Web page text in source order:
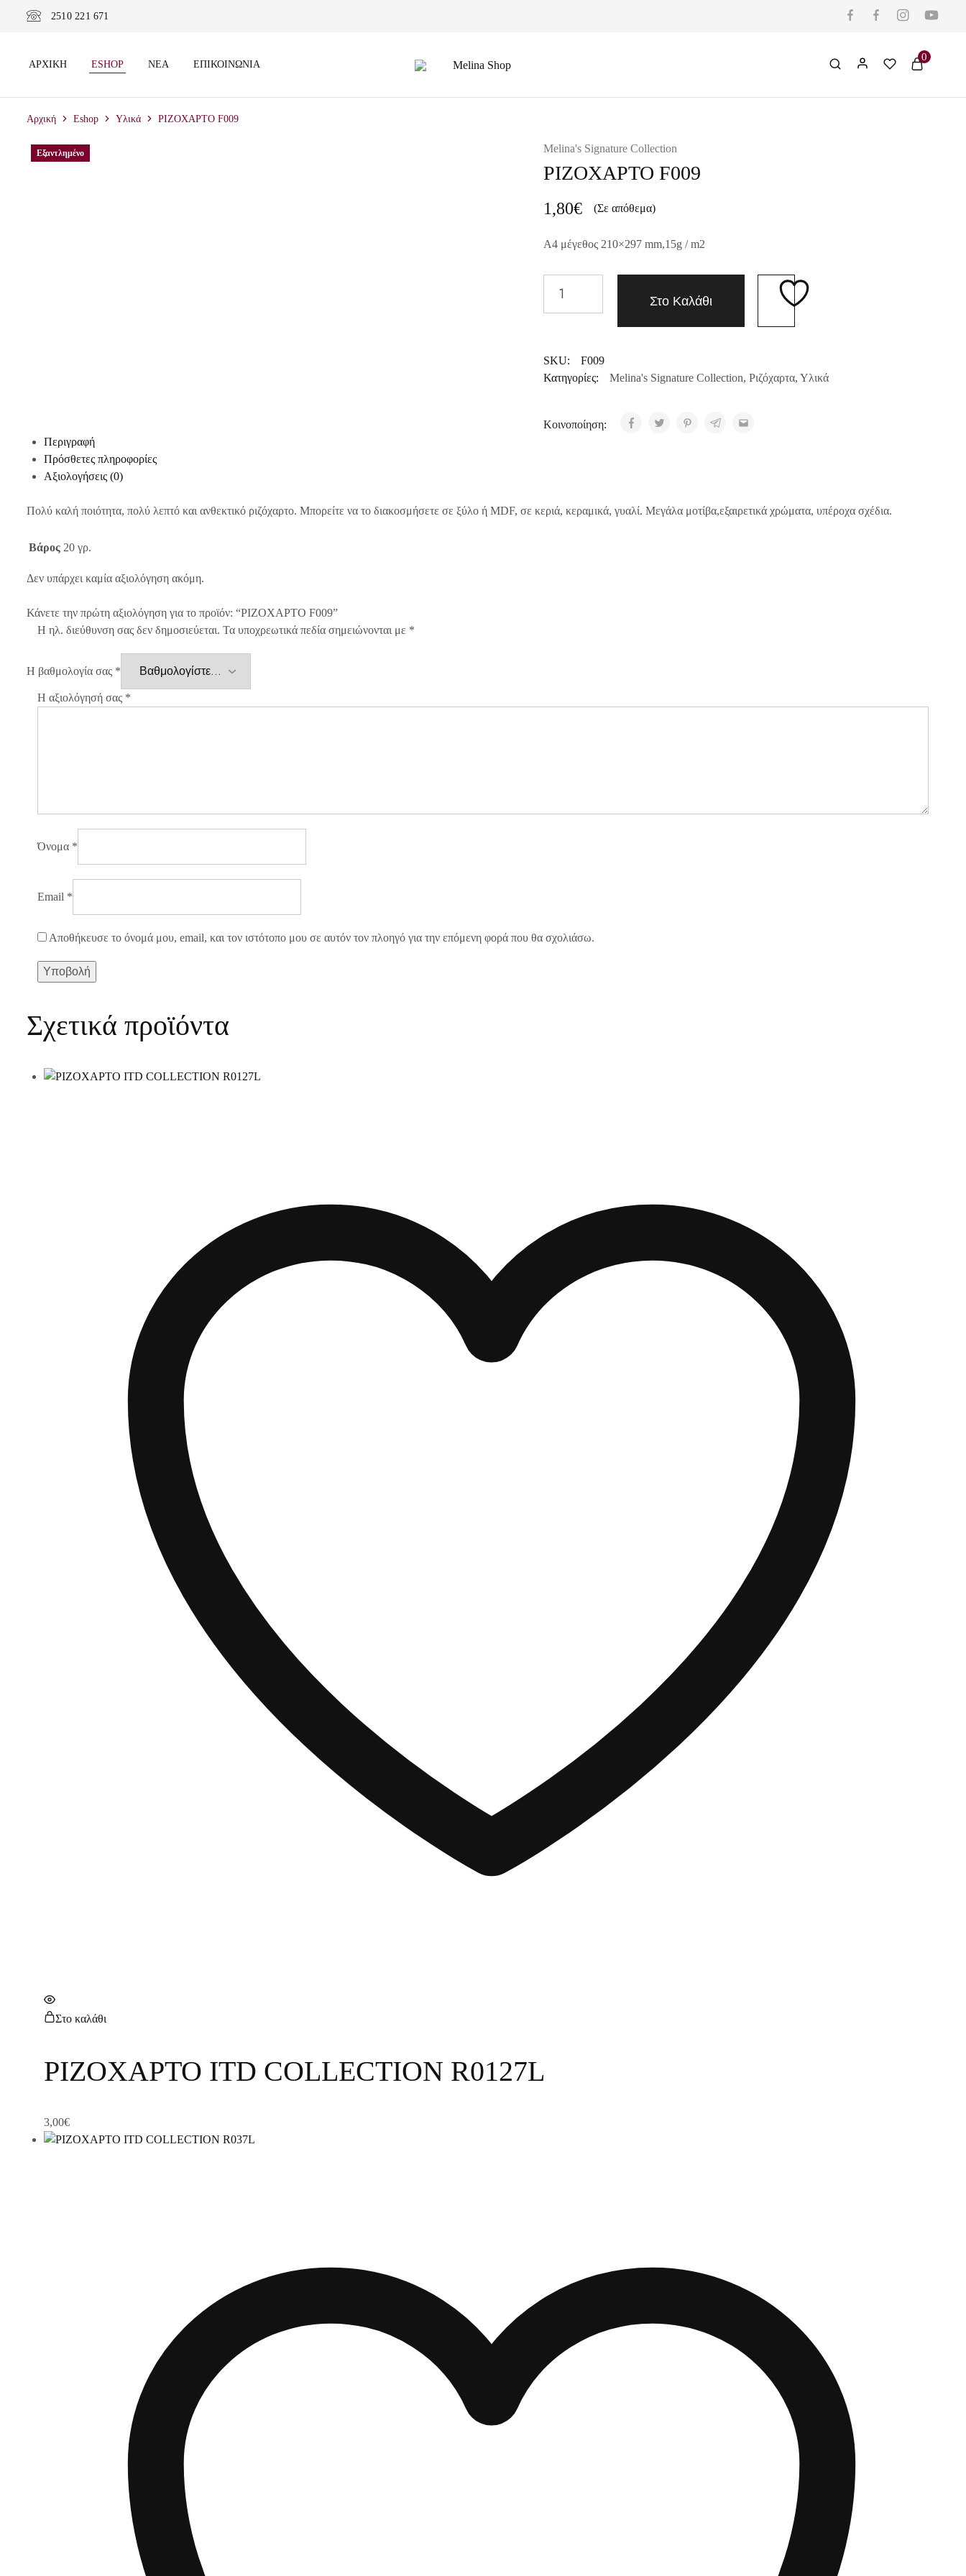
2510 221 671
ΑΡΧΙΚΉ ESHOP ΝΈΑ ΕΠΙΚΟΙΝΩΝΊΑ
Melina
0
Αρχική Eshop Υλικά ΡΙΖΟΧΑΡΤΟ F009
Melina's Signature Collection
ΡΙΖΟΧΑΡΤΟ F009
1,80€ (Σε απόθεμα)
A4 μέγεθος 210×297 mm,15g / m2
Στο Καλάθι
SKU:
F009
Κατηγορίες:
Melina's Signature Collection, Ριζόχαρτα, Υλικά
Κοινοποίηση:
Περιγραφή
Πρόσθετες πληροφορίες
Αξιολογήσεις (0)
Πολύ καλή ποιότητα, πολύ λεπτό και ανθεκτικό ριζόχαρτο. Μπορείτε να το διακοσμήσετε σε ξύλο ή MDF, σε κεριά, κεραμικά, γυαλί. Μεγάλα μοτίβα,εξαιρετικά χρώματα, υπέροχα σχέδια.
Βάρος 20 γρ.
Δεν υπάρχει καμία αξιολόγηση ακόμη.
Κάνετε την πρώτη αξιολόγηση για το προϊόν: “ΡΙΖΟΧΑΡΤΟ F009”
Η ηλ. διεύθυνση σας δεν δημοσιεύεται. Τα υποχρεωτικά πεδία σημειώνονται με *
Η βαθμολογία σας *
Η αξιολόγησή σας *
Όνομα *
Email *
Αποθήκευσε το όνομά μου, email, και τον ιστότοπο μου σε αυτόν τον πλοηγό για την επόμενη φορά που θα σχολιάσω.
Σχετικά προϊόντα
Στο καλάθι
ΡΙΖΟΧΑΡΤΟ ITD COLLECTION R0127L
3,00€
Εξαντλημένο